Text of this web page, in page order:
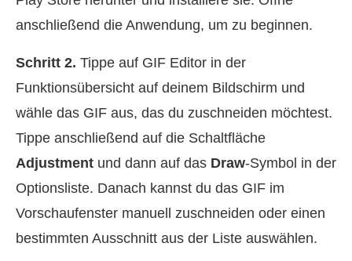
anschließend die Anwendung, um zu beginnen.
Schritt 2. Tippe auf GIF Editor in der
Funktionsübersicht auf deinem Bildschirm und
wähle das GIF aus, das du zuschneiden möchtest.
Tippe anschließend auf die Schaltfläche
Adjustment und dann auf das Draw-Symbol in der
Optionsliste. Danach kannst du das GIF im
Vorschaufenster manuell zuschneiden oder einen
bestimmten Ausschnitt aus der Liste auswählen.